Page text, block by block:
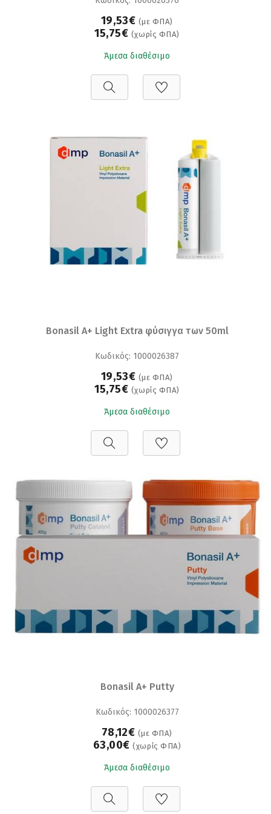
19,53€ (με ΦΠΑ)
15,75€ (χωρίς ΦΠΑ)
Άμεσα διαθέσιμο
Bonasil A+ Light Extra φύσιγγα των 50ml
Κωδικός: 1000026387
19,53€ (με ΦΠΑ)
15,75€ (χωρίς ΦΠΑ)
Άμεσα διαθέσιμο
Bonasil A+ Putty
Κωδικός: 1000026377
78,12€ (με ΦΠΑ)
63,00€(χωρίς ΦΠΑ)
Άμεσα διαθέσιμο